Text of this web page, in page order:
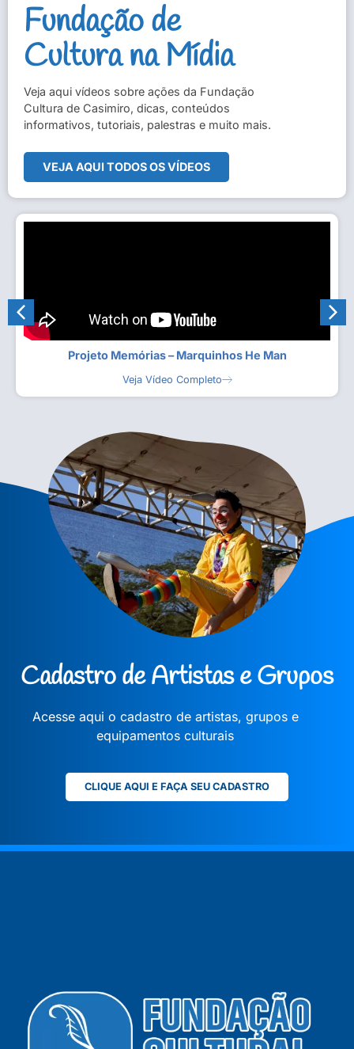
Fundação de
Cultura na Mídia
Veja aqui vídeos sobre ações da Fundação
Cultura de Casimiro, dicas, conteúdos
informativos, tutoriais, palestras e muito mais.
VEJA AQUI TODOS OS VÍDEOS
Projeto Memórias – Marquinhos He Man
Veja Vídeo Completo
Cadastro de Artistas e Grupos
Acesse aqui o cadastro de artistas, grupos e
equipamentos culturais
CLIQUE AQUI E FAÇA SEU CADASTRO